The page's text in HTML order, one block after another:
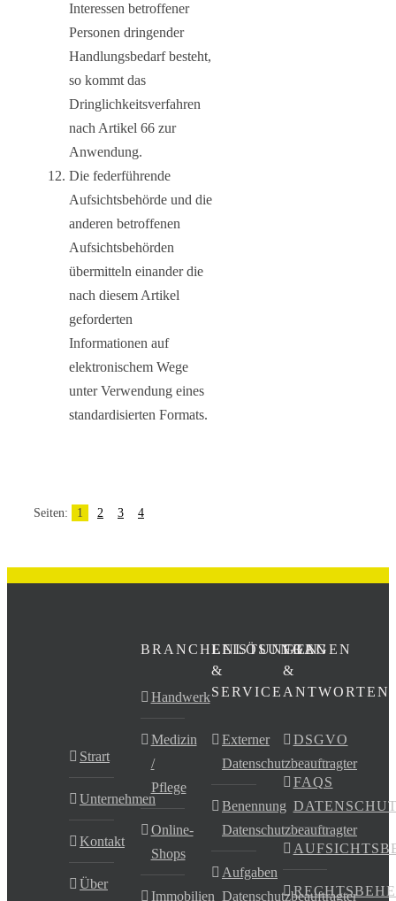
Interessen betroffener
Personen dringender
Handlungsbedarf besteht,
so kommt das
Dringlichkeitsverfahren
nach Artikel 66 zur
Anwendung.
Die federführende
Aufsichtsbehörde und die
anderen betroffenen
Aufsichtsbehörden
übermitteln einander die
nach diesem Artikel
geforderten
Informationen auf
elektronischem Wege
unter Verwendung eines
standardisierten Formats.
Seiten: 1 2 3 4
Strart
Unternehmen
Kontakt
Über
BRANCHENLÖSUNGEN
Handwerk
Medizin
/
Pflege
Online-
Shops
Immobilien
LEISTUNGEN
&
SERVICE
Externer
Datenschutzbeauftragter
Benennung
Datenschutzbeauftragter
Aufgaben
Datenschutzbeauftragter
FRAGEN
&
ANTWORTEN
DSGVO
FAQS